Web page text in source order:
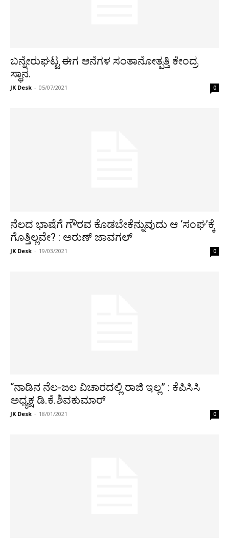
ಬನ್ನೇರುಘಟ್ಟ ಈಗ ಆನೆಗಳ ಸಂತಾನೋತ್ಪತ್ತಿ ಕೇಂದ್ರ
ಸ್ಥಾನ.
JK Desk - 05/07/2021 0
ನೆಲದ ಭಾಷೆಗೆ ಗೌರವ ಕೊಡಬೇಕೆನ್ನುವುದು ಆ ‘ಸಂಘ’ಕ್ಕೆ
ಗೊತ್ತಿಲ್ಲವೇ? : ಅರುಣ್ ಜಾವಗಲ್
JK Desk - 19/03/2021 0
“ನಾಡಿನ ನೆಲ-ಜಲ ವಿಚಾರದಲ್ಲಿ ರಾಜಿ ಇಲ್ಲ” : ಕೆಪಿಸಿಸಿ
ಅಧ್ಯಕ್ಷ ಡಿ.ಕೆ.ಶಿವಕುಮಾರ್
JK Desk - 18/01/2021 0